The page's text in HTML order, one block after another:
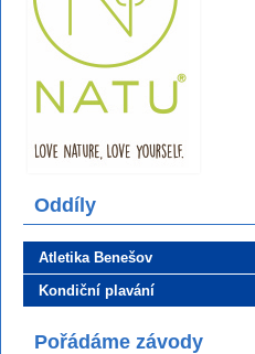
Oddíly
Atletika Benešov
Kondiční plavání
Pořádáme závody